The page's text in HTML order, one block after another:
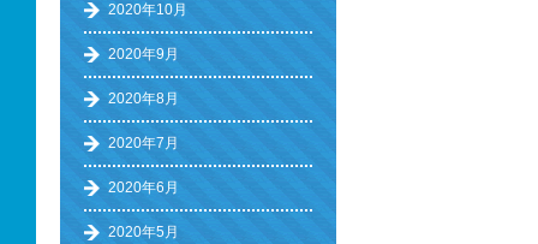
2020年10月
2020年9月
2020年8月
2020年7月
2020年6月
2020年5月